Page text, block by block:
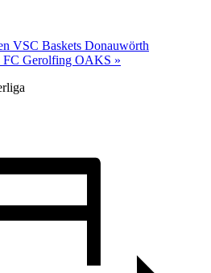
VSC Baskets Donauwörth
FC Gerolfing OAKS »